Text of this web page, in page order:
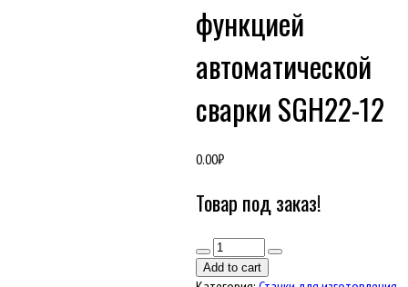
функцией
автоматической
сварки SGH22-12
0.00₽
Товар под заказ!
Количество
товара
Станок
Add to cart